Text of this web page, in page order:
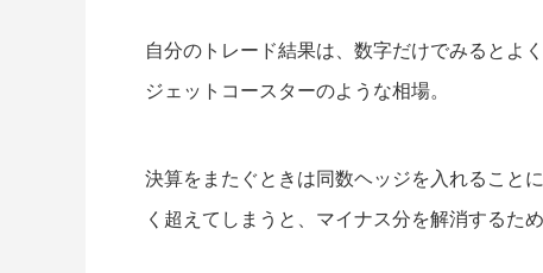
自分のトレード結果は、数字だけでみるとよ
ジェットコースターのような相場。
決算をまたぐときは同数ヘッジを入れること
く超えてしまうと、マイナス分を解消するた